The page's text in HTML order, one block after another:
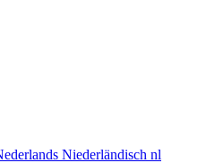
Niederländisch nl